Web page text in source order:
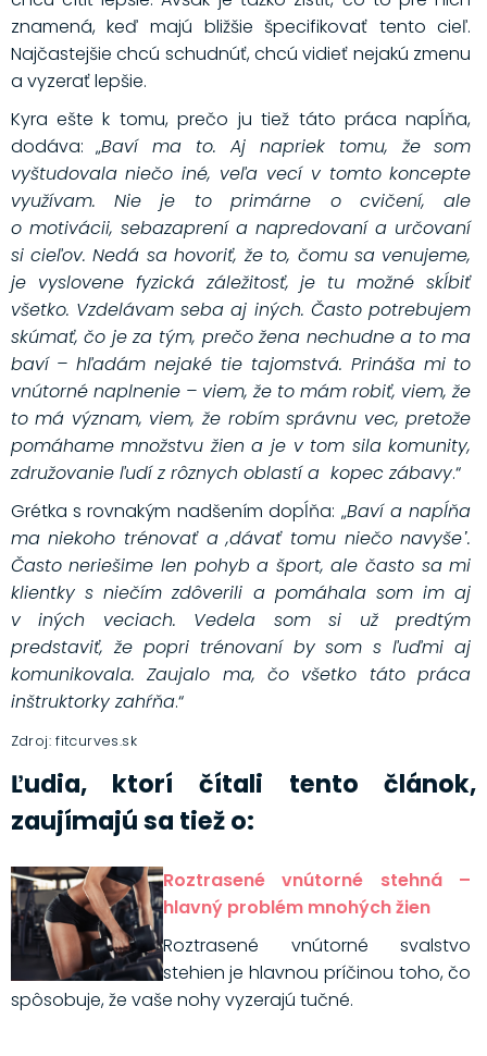
znamená, keď majú bližšie špecifikovať tento cieľ.
Najčastejšie chcú schudnúť, chcú vidieť nejakú zmenu
a vyzerať lepšie.
Kyra ešte k tomu, prečo ju tiež táto práca napĺňa,
dodáva: „Baví ma to. Aj napriek tomu, že som
vyštudovala niečo iné, veľa vecí v tomto koncepte
využívam. Nie je to primárne o cvičení, ale
o motivácii, sebazaprení a napredovaní a určovaní
si cieľov. Nedá sa hovoriť, že to, čomu sa venujeme,
je vyslovene fyzická záležitosť, je tu možné skĺbiť
všetko. Vzdelávam seba aj iných. Často potrebujem
skúmať, čo je za tým, prečo žena nechudne a to ma
baví – hľadám nejaké tie tajomstvá. Prináša mi to
vnútorné naplnenie – viem, že to mám robiť, viem, že
to má význam, viem, že robím správnu vec, pretože
pomáhame množstvu žien a je v tom sila komunity,
združovanie ľudí z rôznych oblastí a kopec zábavy.“
Grétka s rovnakým nadšením dopĺňa: „Baví a napĺňa
ma niekoho trénovať a ,dávať tomu niečo navyše᾿.
Často neriešime len pohyb a šport, ale často sa mi
klientky s niečím zdôverili a pomáhala som im aj
v iných veciach. Vedela som si už predtým
predstaviť, že popri trénovaní by som s ľuďmi aj
komunikovala. Zaujalo ma, čo všetko táto práca
inštruktorky zahŕňa.“
Zdroj: fitcurves.sk
Ľudia, ktorí čítali tento článok,
zaujímajú sa tiež o:
Roztrasené vnútorné stehná –
hlavný problém mnohých žien
Roztrasené vnútorné svalstvo
stehien je hlavnou príčinou toho, čo
spôsobuje, že vaše nohy vyzerajú tučné.